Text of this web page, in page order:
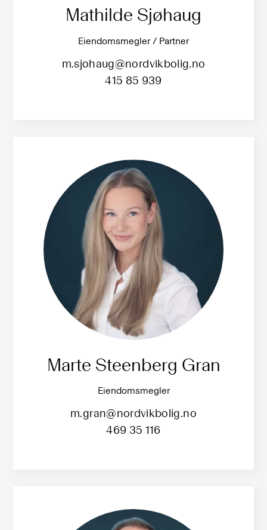
Mathilde Sjøhaug
Eiendomsmegler / Partner
m.sjohaug@nordvikbolig.no
415 85 939
Marte Steenberg Gran
Eiendomsmegler
m.gran@nordvikbolig.no
469 35 116